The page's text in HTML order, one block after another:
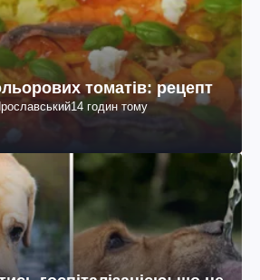
томатів: рецепт
14 годин тому